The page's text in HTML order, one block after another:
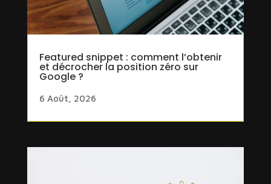
Featured snippet : comment l’obtenir
et décrocher la position zéro sur
Google ?
6 Août, 2026